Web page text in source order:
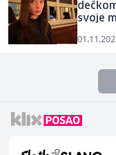
svoje